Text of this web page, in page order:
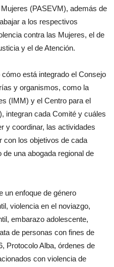
(PASEVM), además de
a los respectivos
contra las Mujeres, el de
y el de Atención.
está integrado el Consejo
y organismos, como la
(IMM) y el Centro para el
integran cada Comité y cuáles
y coordinar, las actividades
con los objetivos de cada
una abogada regional de
un enfoque de género
violencia en el noviazgo,
embarazo adolescente,
de personas con fines de
Protocolo Alba, órdenes de
con violencia de